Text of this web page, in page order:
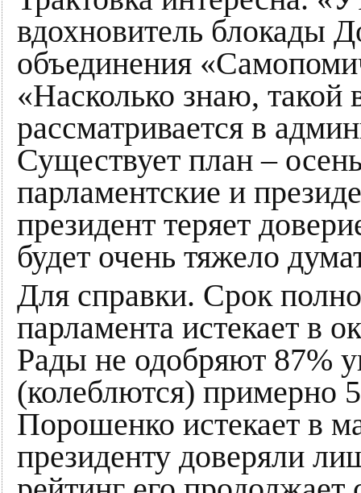
вдохновитель блокады
объединения
«Насколько знаю, такой
рассматривается в
Существует план –
парламентские и
президент теряет
будет очень тяжело
Для справки. Срок
парламента истекает в
Рады не одобряют 87%
(колеблются) примерно
Порошенко истекает в
президенту доверяли